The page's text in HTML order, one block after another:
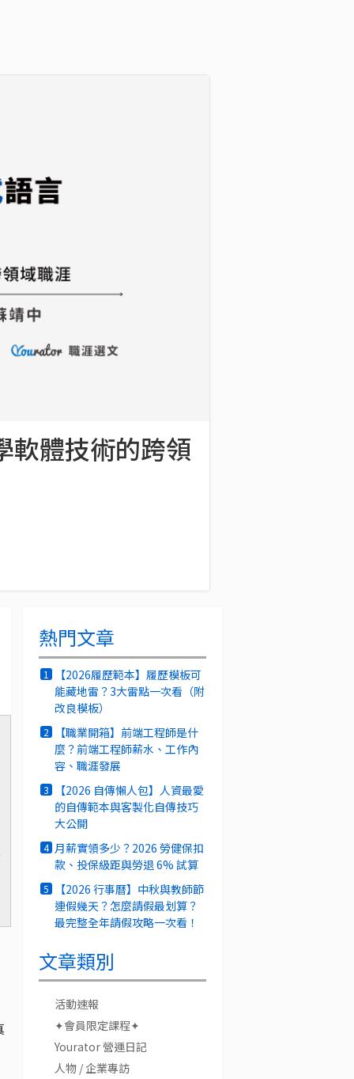
軟體技術的跨領
熱門文章
1
【2026履歷範本】履歷模板可
能藏地雷？3大雷點一次看（附
改良模板）
2
【職業開箱】前端工程師是什
麼？前端工程師薪水、工作內
容、職涯發展
3
【2026 自傳懶人包】人資最愛
的自傳範本與客製化自傳技巧
大公開
4 月薪實領多少？2026 勞健保扣
款、投保級距與勞退 6% 試算
5
【2026 行事曆】中秋與教師節
連假幾天？怎麼請假最划算？
最完整全年請假攻略一次看！
文章類別
活動速報
✦會員限定課程✦
Yourator 營運日記
人物 / 企業專訪